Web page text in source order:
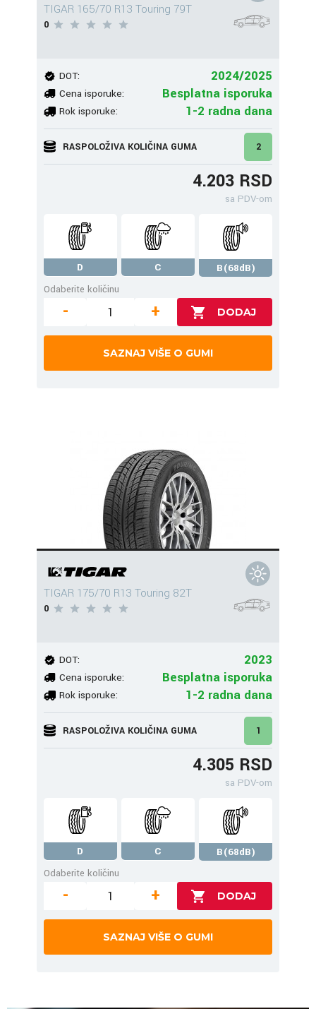
TIGAR 165/70 R13 Touring 79T
0
DOT: 2024/2025
Cena isporuke: Besplatna isporuka
Rok isporuke: 1-2 radna dana
RASPOLOŽIVA KOLIČINA GUMA 2
4.203 RSD
sa PDV-om
D C
B(68dB)
Odaberite količinu
- +
SAZNAJ VIŠE O GUMI
TIGAR 175/70 R13 Touring 82T
0
DOT: 2023
Cena isporuke: Besplatna isporuka
Rok isporuke: 1-2 radna dana
RASPOLOŽIVA KOLIČINA GUMA 1
4.305 RSD
sa PDV-om
D C
B(68dB)
Odaberite količinu
- +
SAZNAJ VIŠE O GUMI